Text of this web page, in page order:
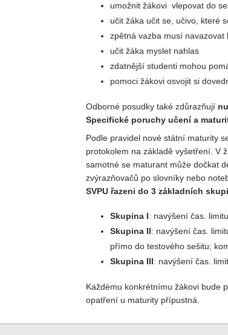
umožnit žákovi vlepovat do
učit žáka učit se, učivo, které
zpětná vazba musí
učit žáka myslet nahlas
zdatnější studenti mohou
pomoci žákovi osvojit si
Odborné posudky také zdůrazňují
Specifické poruchy učení a
Podle pravidel nové státní maturity
protokolem na základě vyšetření. V
samotné se maturant může dočkat
zvýrazňovačů po slovníky nebo
SVPU řazeni do 3 základních
Skupina I: navýšení čas.
Skupina II: navýšení čas.
přímo do testového sešitu;
Skupina III: navýšení čas.
Každému konkrétnímu žákovi bude
opatření u maturity přípustná.